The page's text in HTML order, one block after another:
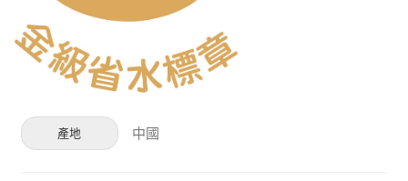
產地 中國